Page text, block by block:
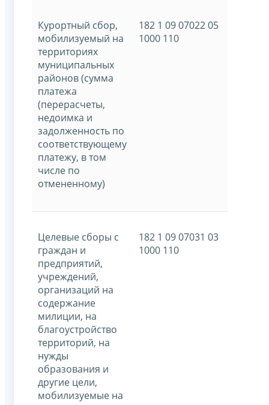
Курортный сбор,
мобилизуемый на
территориях
муниципальных
районов (сумма
платежа
(перерасчеты,
недоимка и
задолженность по
соответствующему
платежу, в том
числе по
отмененному)
182 1 09 07022 05
1000 110
Целевые сборы с
граждан и
предприятий,
учреждений,
организаций на
содержание
милиции, на
благоустройство
территорий, на
нужды
образования и
другие цели,
мобилизуемые на
182 1 09 07031 03
1000 110